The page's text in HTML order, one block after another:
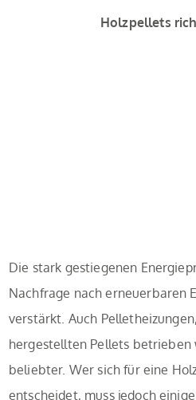
Holzpellets
Die stark gestiegenen
Nachfrage nach erneuerbaren
verstärkt. Auch
hergestellten Pellets
beliebter. Wer sich für eine
entscheidet, muss jedoch